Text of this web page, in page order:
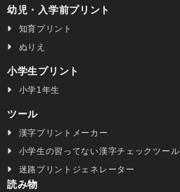
幼児・入学前プリント
知育プリント
ぬりえ
小学生プリント
小学1年生
ツール
漢字プリントメーカー
小学生の習ってない漢字チェックツール
迷路プリントジェネレーター
読み物